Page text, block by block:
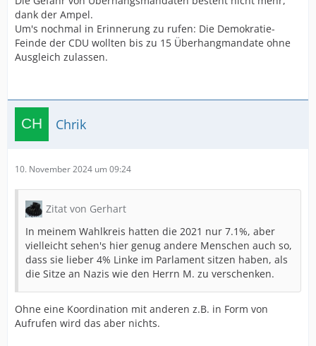
dank der Ampel.
Um's nochmal in Erinnerung zu rufen: Die Demokratie-
Feinde der CDU wollten bis zu 15 Überhangmandate ohne
Ausgleich zulassen.
Chrik
10. November 2024 um 09:24
Zitat von Gerhart
In meinem Wahlkreis hatten die 2021 nur 7.1%, aber
vielleicht sehen's hier genug andere Menschen auch so,
dass sie lieber 4% Linke im Parlament sitzen haben, als
die Sitze an Nazis wie den Herrn M. zu verschenken.
Ohne eine Koordination mit anderen z.B. in Form von
Aufrufen wird das aber nichts.